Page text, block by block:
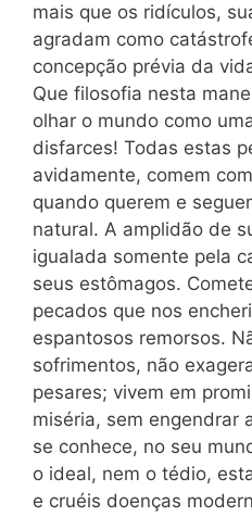
mais que os ridículos,
agradam como
concepção prévia da
Que filosofia nesta
olhar o mundo como
disfarces! Todas estas
avidamente, comem
quando querem e
natural. A amplidão de
igualada somente pela
seus estômagos.
pecados que nos
espantosos remorsos.
sofrimentos, não
pesares; vivem em
miséria, sem engendrar
se conhece, no seu
o ideal, nem o tédio,
e cruéis doenças